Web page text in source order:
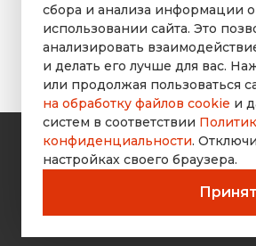
сбора и анализа информации
использовании сайта. Это
анализировать
и делать его лучше для вас.
или продолжая пользоваться
на обработку файлов cookie и
систем в соответствии
конфиденциальности.
настройках своего браузера.